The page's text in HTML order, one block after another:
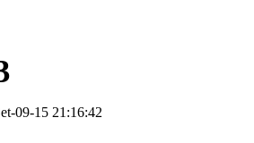
09-15 21:16:42